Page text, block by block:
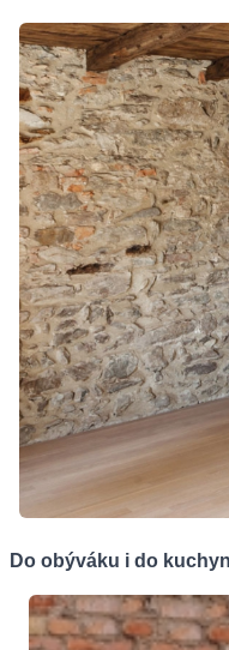
Do obýváku i do